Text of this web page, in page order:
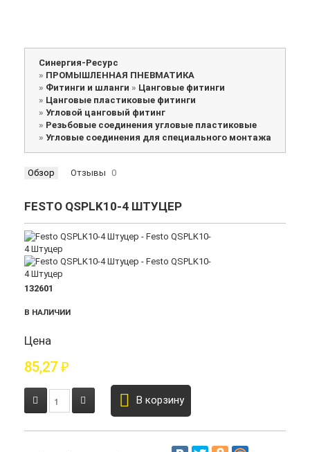
Синергия-Ресурс
» ПРОМЫШЛЕННАЯ ПНЕВМАТИКА
» Фитинги и шланги » Цанговые фитинги
» Цанговые пластиковые фитинги
» Угловой цанговый фитинг
» Резьбовые соединения угловые пластиковые
» Угловые соединения для специального монтажа
Обзор Отзывы 0
FESTO QSPLK10-4 ШТУЦЕР
132601
В НАЛИЧИИ
Цена
85,27 ₽
В корзину